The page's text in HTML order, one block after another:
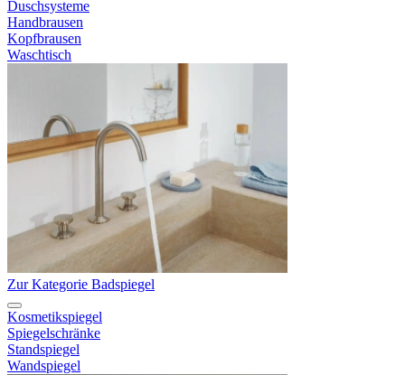
Duschsysteme
Handbrausen
Kopfbrausen
Waschtisch
Zur Kategorie Badspiegel
Kosmetikspiegel
Spiegelschränke
Standspiegel
Wandspiegel